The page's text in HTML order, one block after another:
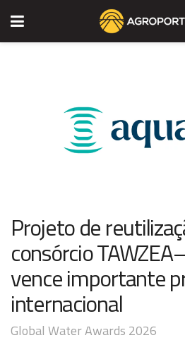
Projeto de
consórcio
vence importante
internacional
Global Water Awards 2026